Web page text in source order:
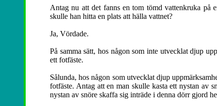
Antag nu att det fanns en tom tömd vattenkruka på
skulle han hitta en plats att hälla vattnet?
Ja, Vördade.
På samma sätt, hos någon som inte utvecklat djup
ett fotfäste.
Sålunda, hos någon som utvecklat djup
fotfäste. Antag att en man skulle kasta ett nystan av
nystan av snöre skaffa sig inträde i denna dörr gjord